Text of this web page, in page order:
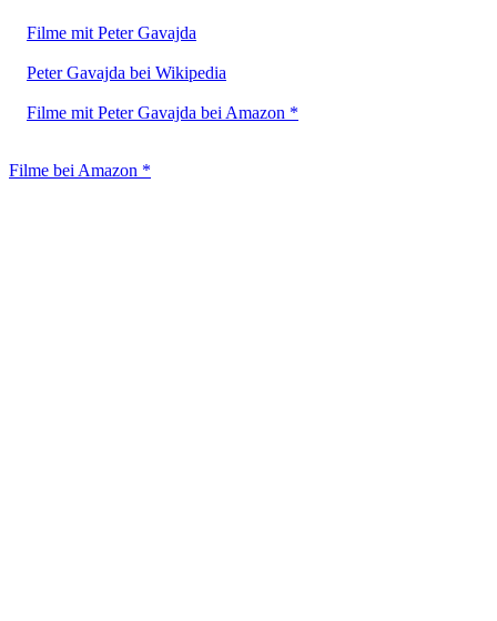
Filme mit Peter Gavajda
Peter Gavajda bei Wikipedia
Filme mit Peter Gavajda bei Amazon *
Filme bei Amazon *